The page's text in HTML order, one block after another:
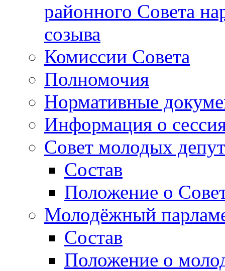
районного Совета
созыва
Комиссии Совета
Полномочия
Нормативные
Информация о
Совет молодых
Состав
Положение о
Молодёжный
Состав
Положение о